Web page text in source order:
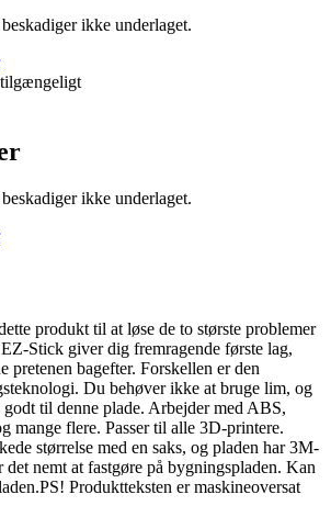
ikke underlaget.
ikke underlaget.
produkt til at løse de to største problemer
Stick giver dig fremragende første lag,
pretenen bagefter. Forskellen er den
Du behøver ikke at bruge lim, og
godt til denne plade. Arbejder med ABS,
mange flere. Passer til alle 3D-printere.
størrelse med en saks, og pladen har 3M-
nemt at fastgøre på bygningspladen. Kan
Produktteksten er maskineoversat